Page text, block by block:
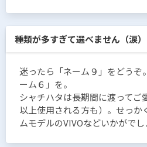
種類が多すぎて選べません（涙）
迷ったら「ネーム９」をどうぞ
ーム６」を。
シャチハタは長期間に渡ってご
以上使用される方も）。せっか
ムモデルのVIVOなどいかがでし